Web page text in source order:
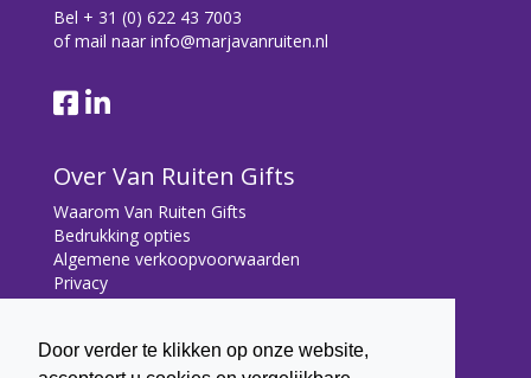
Door verder te klikken op onze website,
Bel + 31 (0) 622 43 7003
of mail naar info@marjavanruiten.nl
Over Van Ruiten Gifts
Waarom Van Ruiten Gifts
Bedrukking opties
Algemene verkoopvoorwaarden
Privacy
Contact
Contact